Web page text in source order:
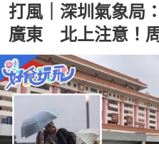
打風｜深圳氣象局
廣東 北上注意！